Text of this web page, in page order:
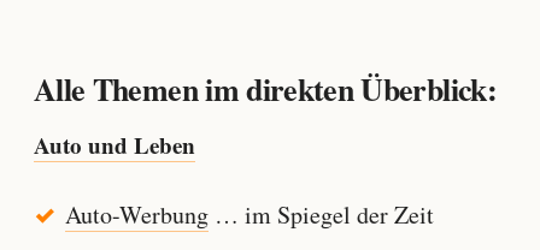
Alle Themen im direkten Überblick:
Auto und Leben
Auto-Werbung… im Spiegel der Zeit